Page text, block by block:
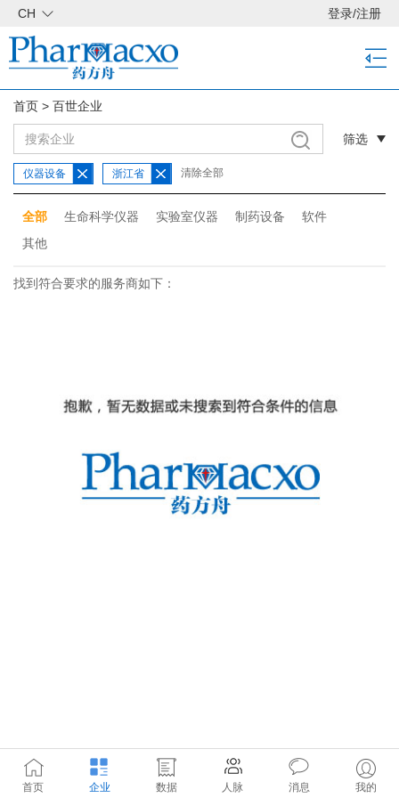
CH 登录/注册
首页 > 百世企业
筛选
仪器设备 浙江省 清除全部
全部 生命科学仪器 实验室仪器 制药设备
软件
其他
找到符合要求的服务商如下：
首页 企业 数据 人脉 消息 我的